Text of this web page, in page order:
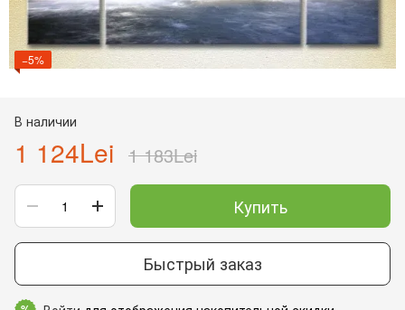
−5%
В наличии
1 124Lei 1 183Lei
Купить
Быстрый заказ